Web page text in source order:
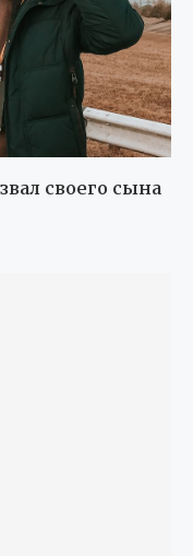
своего сына